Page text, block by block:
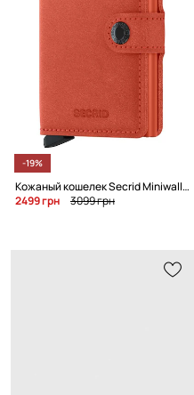
-19%
Кожаный кошелек Secrid Miniwallet Original Orange
2499 грн
3099 грн